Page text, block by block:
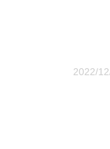
2022/